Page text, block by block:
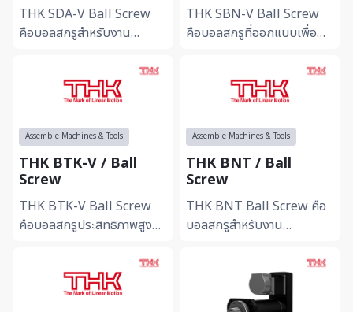
THK SDA-V Ball Screw
คือบอลสกรูสำหรับงาน
ตำแหน่งด้วยความแม่นยำสูง
ให้การเค...
THK SBN-V Ball Screw
คือบอลสกรูที่ออกแบบเพื่อ
เสถียรภาพสูง ช่วยเพิ่มประสิ
Assemble Machines & Tools
THK BTK-V / Ball
Screw
THK BTK-V Ball Screw
คือบอลสกรูประสิทธิภาพสูงที่
เส้นด้วยความแม่นยำและการ
ตอบสนองที่เสถียร เหมา...
Assemble Machines & Tools
THK BNT / Ball
Screw
THK BNT Ball Screw คือ
บอลสกรูสำหรับงาน
เคลื่อนที่เชิงเส้นอย่างแม่นยำ
และมีเสถียรภาพสูง รองรับ
การทำง...